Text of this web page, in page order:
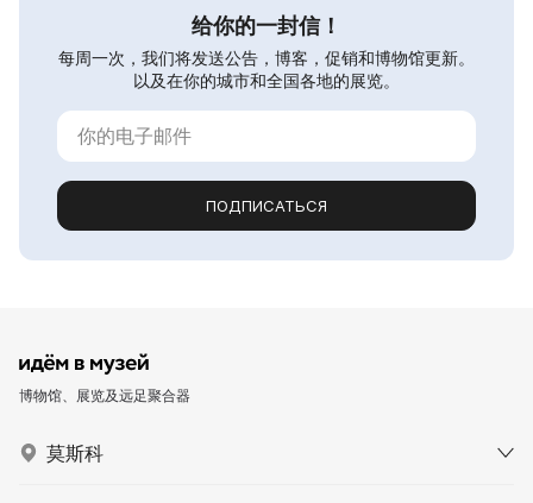
给你的一封信！
每周一次，我们将发送公告，博客，促销和博物馆更新。
以及在你的城市和全国各地的展览。
ПОДПИСАТЬСЯ
博物馆、展览及远足聚合器
莫斯科